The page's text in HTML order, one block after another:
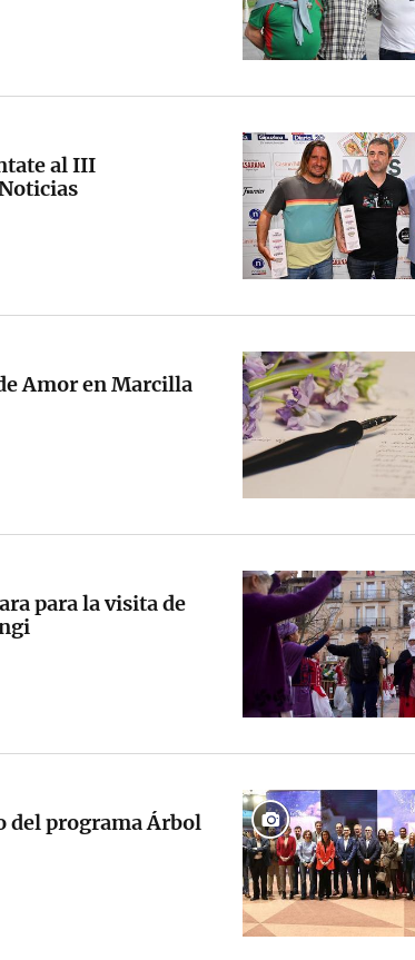
al III
Amor en Marcilla
para la visita de
del programa Árbol